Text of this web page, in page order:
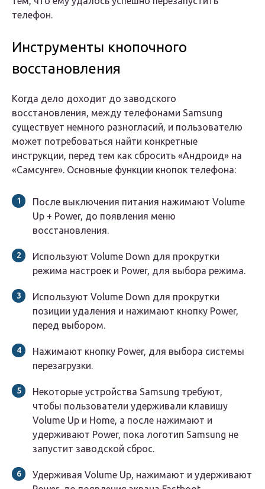
телефон.
Инструменты кнопочного
восстановления
Когда дело доходит до заводского
восстановления, между телефонами Samsung
существует немного разногласий, и пользователю
может потребоваться найти конкретные
инструкции, перед тем как сбросить «Андроид» на
«Самсунге». Основные функции кнопок телефона:
После выключения питания нажимают Volume
Up + Power, до появления меню
восстановления.
Используют Volume Down для прокрутки
режима настроек и Power, для выбора режима.
Используют Volume Down для прокрутки
позиции удаления и нажимают кнопку Power,
перед выбором.
Нажимают кнопку Power, для выбора системы
перезагрузки.
Некоторые устройства Samsung требуют,
чтобы пользователи удерживали клавишу
Volume Up и Home, а после нажимают и
удерживают Power, пока логотип Samsung не
запустит заводской сброс.
Удерживая Volume Up, нажимают и удерживают